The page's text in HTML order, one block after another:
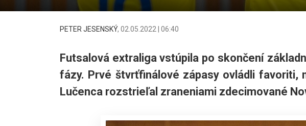
PETER JESENSKÝ, 02.05.2022 | 06:40
Futsalová extraliga vstúpila po skončení
fázy. Prvé štvrťfinálové zápasy ovládli favoriti,
Lučenca rozstrieľal zraneniami zdecimované